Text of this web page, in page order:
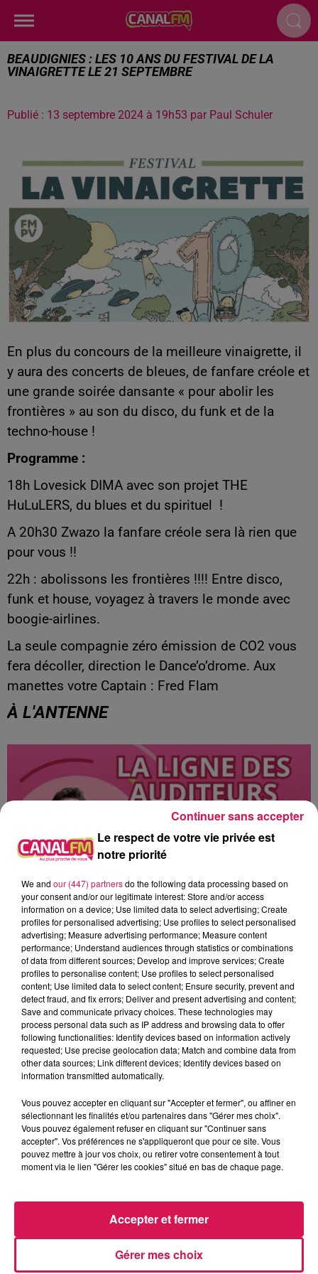
BEAUDIGNIES : LES 10 ANS DU FESTIVAL DE LA
VINAIGRETTE LE 21 SEPTEMBRE
Publié : 13 septembre 2024 à 19h53 par Paul Schuler
En plus du concours de la meilleure vinaigrette, il
y aura des concerts de bleues, de fanfare créole et
une grande soirée dansante « pour abolir les
frontières » au son du disco, du funk et de la
techno-house !
Programme :
18h Lovesick DIMA avec son projet THE
HuLuLERS, du blues et du spirituel !
A 20h30 Zwazo la fanfare créole sera là rien que
pour vous !!
22h : abolissons les frontières !!!! Entre disco,
funk et house, voyagez à travers le monde avec
boogie-airlines.
La seule compagnie zéro émission de CO2 vous
fera décoller, direction le Dance’o’drome. Aux
manettes votre Captain : Fred Flam
À L'ANTENNE
9h00 - 13h00
la ligne des auditeurs
12h02
12h02
OFENBACH, STARSAILOR
Four To The Floor
11h56
11h56
FARRUKO
Yapaque
11h52
11h52
SLIMANE
Mon Amour
LES ARTICLES LES PLUS CONSULTÉS
CHALEUR ET RISQUE
D'ORAGES CE LUNDI EN
SAMBRE-AVESNOIS-
Le respect de votre vie privée est
notre priorité
We and our (447) partnersdo the following data processing based on
your consent and/or our legitimate interest: Store and/or access
information on a device; Use limited data to select advertising; Create
profiles for personalised advertising; Use profiles to select personalised
advertising; Measure advertising performance; Measure content
performance; Understand audiences through statistics or combinations
of data from different sources; Develop and improve services; Create
profiles to personalise content; Use profiles to select personalised
content; Use limited data to select content; Ensure security, prevent and
detect fraud, and fix errors; Deliver and present advertising and content;
Save and communicate privacy choices. These technologies may
process personal data such as IP address and browsing data to offer
following functionalities: Identify devices based on information actively
requested; Use precise geolocation data; Match and combine data from
other data sources; Link different devices; Identify devices based on
information transmitted automatically.
Vous pouvez accepter en cliquant sur "Accepter et fermer", ou affiner en
sélectionnant les finalités et/ou partenaires dans "Gérer mes choix".
Vous pouvez également refuser en cliquant sur "Continuer sans
accepter". Vos préférences ne s'appliqueront que pour ce site. Vous
pouvez mettre à jour vos choix, ou retirer votre consentement à tout
moment via le lien "Gérer les cookies" situé en bas de chaque page.
Gérer mes choix
Accepter et fermer
Continuer sans accepter